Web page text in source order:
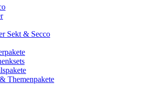
Sekt & Secco
Themenpakete